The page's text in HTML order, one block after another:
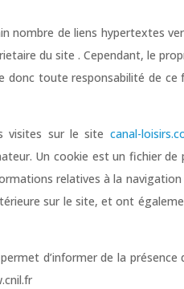
nombre de liens hypertextes
du site . Cependant, le
donc toute responsabilité de
visites sur le site canal-
Un cookie est un fichier
relatives à la
sur le site, et ont
d’informer de la